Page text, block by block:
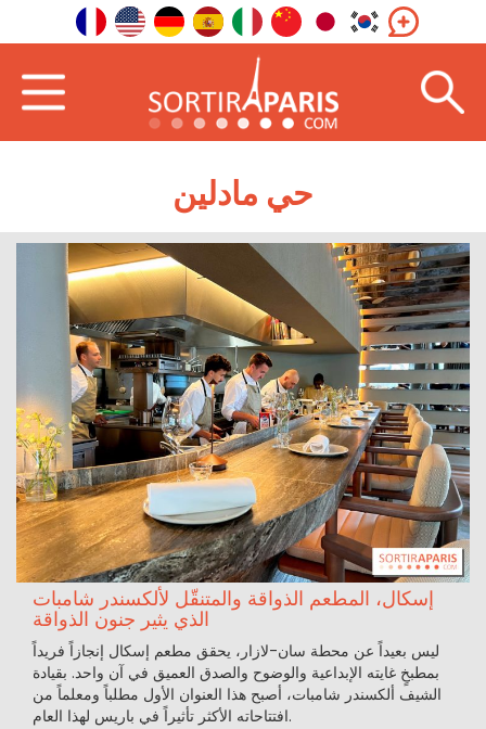
حي مادلين
إسكال، المطعم الذواقة والمتنقّل لألكسندر شامبات
الذي يثير جنون الذواقة
ليس بعيداً عن محطة سان-لازار، يحقق مطعم إسكال إنجازاً فريداً
بمطبخٍ غايته الإبداعية والوضوح والصدق العميق في آن واحد. بقيادة
الشيف ألكسندر شامبات، أصبح هذا العنوان الأول مطلباً ومعلماً من
افتتاحاته الأكثر تأثيراً في باريس لهذا العام.